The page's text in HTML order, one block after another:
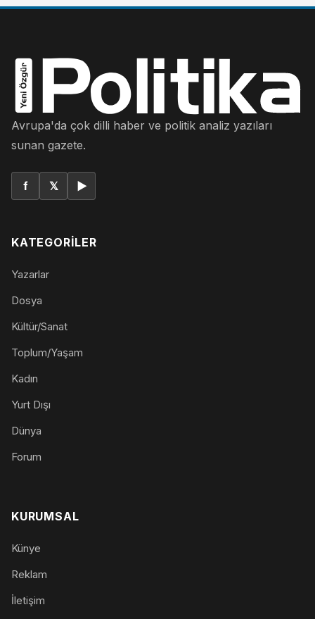
Avrupa'da çok dilli haber ve politik analiz yazıları
sunan gazete.
f 𝕏 ▶
KATEGORILER
Yazarlar
Dosya
Kültür/Sanat
Toplum/Yaşam
Kadın
Yurt Dışı
Dünya
Forum
KURUMSAL
Künye
Reklam
İletişim